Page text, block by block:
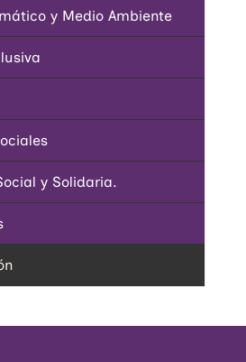
y Medio Ambiente
y Solidaria.